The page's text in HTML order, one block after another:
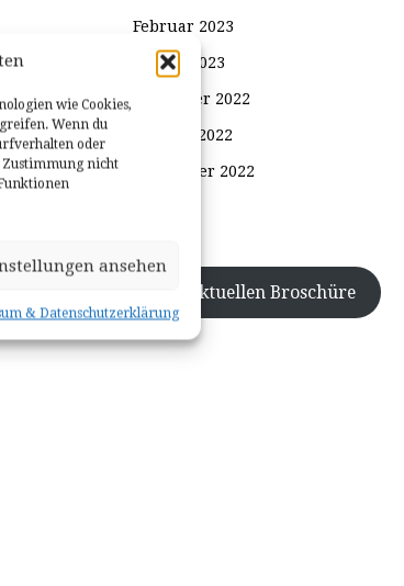
wie Cookies,
Wenn du
oder
Zustimmung nicht
ansehen
& Datenschutzerklärung
in
der
an.
werden
Februar 2023
Januar 2023
Dezember 2022
Oktober 2022
September 2022
Zur aktuellen Broschüre